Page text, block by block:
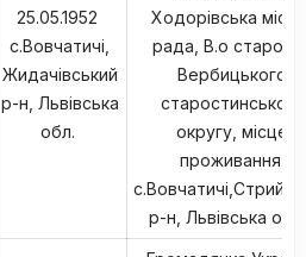
25.05.1952
с.Вовчатичі,
Жидачівський
р-н, Львівська
обл.
Ходорівська
рада, В.о
Вербицького
старостинського
округу, місце
проживання:
р-н, Львівська